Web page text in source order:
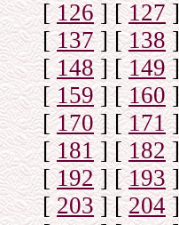
[126] [127]
[137] [138]
[148] [149]
[159] [160]
[170] [171]
[181] [182]
[192] [193]
[203] [204]